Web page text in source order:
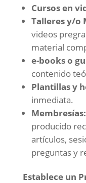
Cursos en
Talleres y/o
videos
material
e-books o
contenido
Plantillas y
inmediata.
Membresías:
producido
artículos,
preguntas y
Establece un